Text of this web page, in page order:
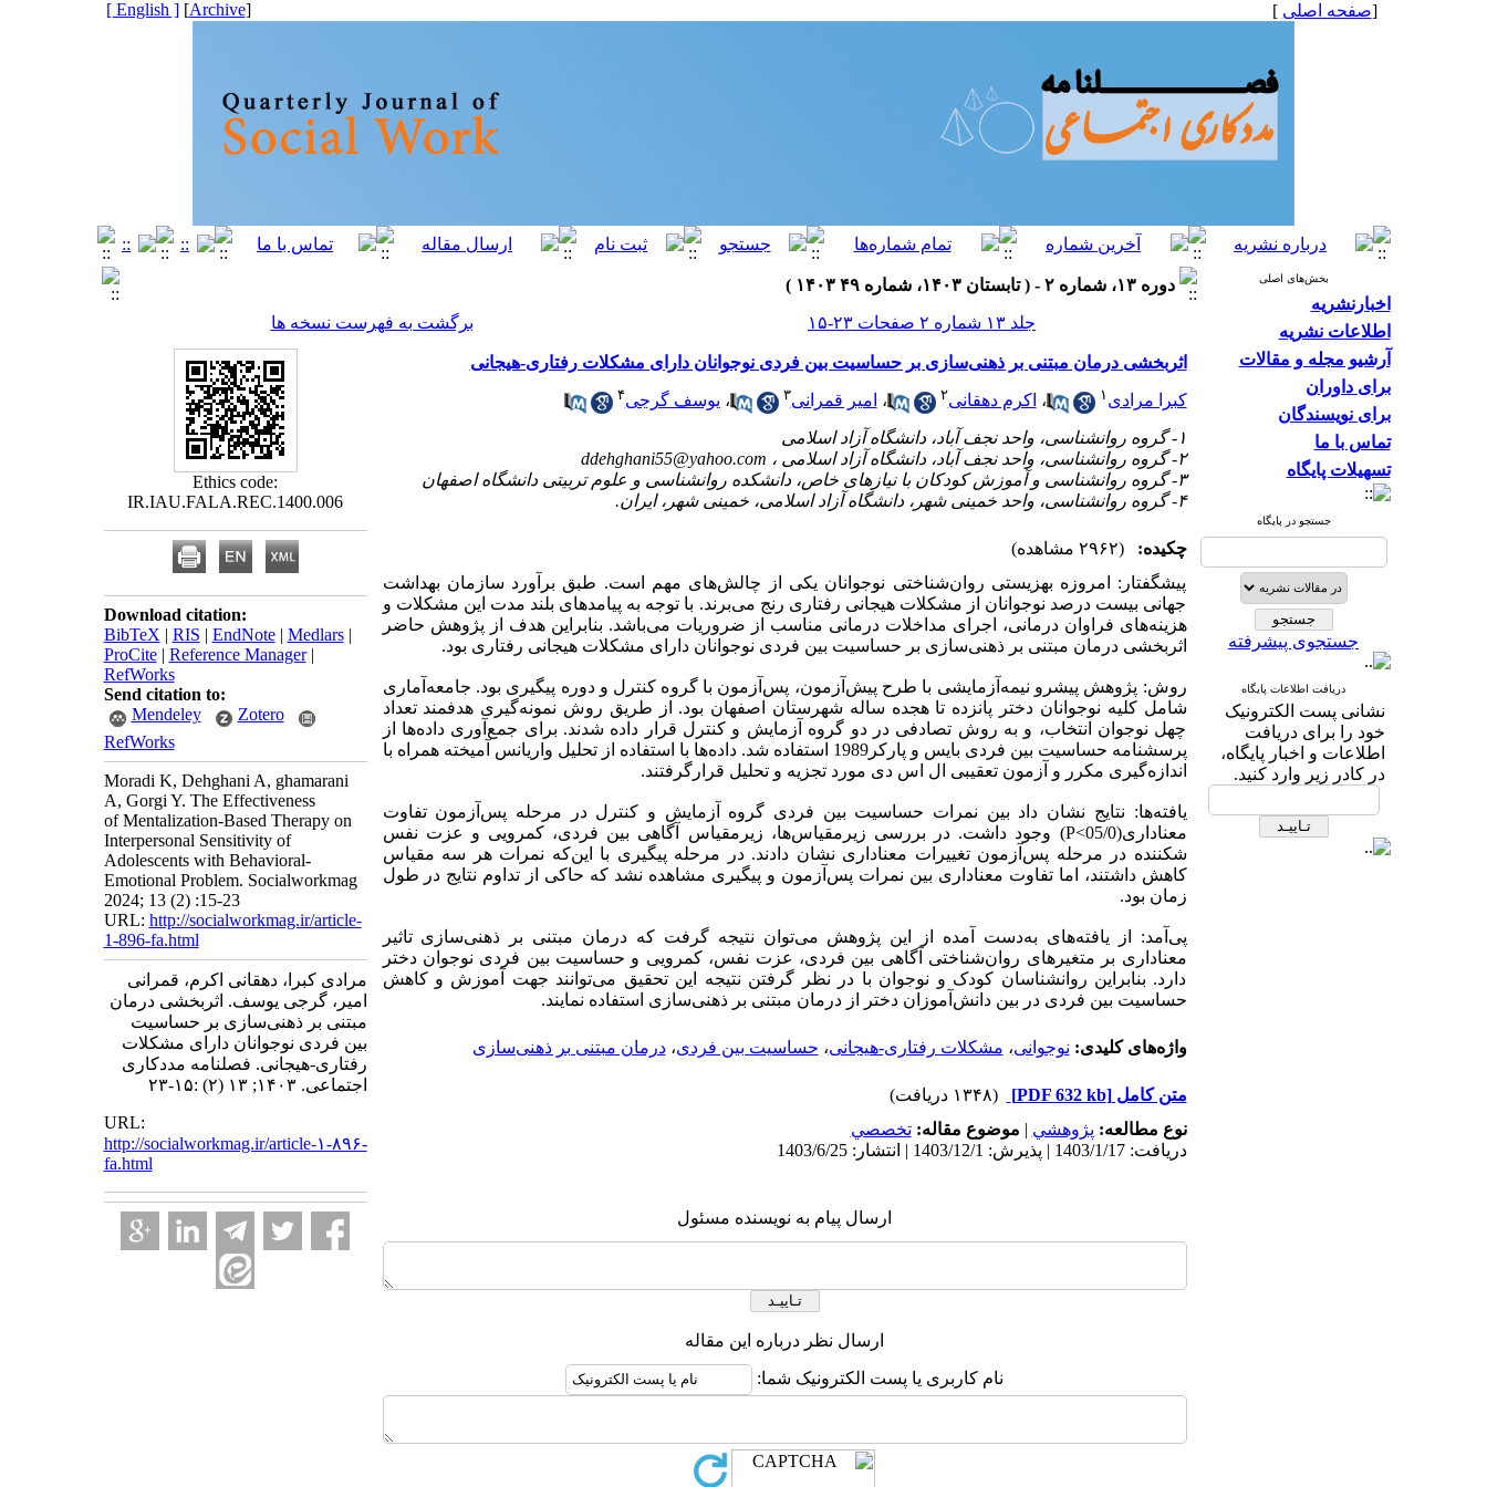
[صفحه اصلی ]
[
Archive
]
[ English ]
بخش‌های اصلی
اخبارنشریه
اطلاعات نشریه
آرشیو مجله و مقالات
برای داوران
برای نویسندگان
تماس با ما
تسهیلات پایگاه
جستجو در پایگاه
جستجوی پیشرفته
دریافت اطلاعات پایگاه
نشانی پست الکترونیک
خود را برای دریافت
اطلاعات و اخبار پایگاه،
در کادر زیر وارد کنید.
دوره ۱۳، شماره ۲ - ( تابستان ۱۴۰۳، شماره ۴۹ ۱۴۰۳ )
جلد ۱۳ شماره ۲ صفحات ۲۳-۱۵
برگشت به فهرست نسخه ها
اثربخشی درمان مبتنی بر ذهنی‌سازی بر حساسیت بین فردی نوجوانان دارای مشکلات رفتاری-هیجانی
کبرا مرادی ۱ ، اکرم دهقانی۲ ، امیر قمرانی۳ ، یوسف گرجی۴
۱- گروه روانشناسی، واحد نجف آباد، دانشگاه آزاد اسلامی
۲- گروه روانشناسی، واحد نجف آباد، دانشگاه آزاد اسلامی ،
ddehghani55@yahoo.com
۳- گروه روانشناسی و آموزش کودکان با نیازهای خاص، دانشکده روانشناسی و علوم تربیتی دانشگاه اصفهان
۴- گروه روانشناسی، واحد خمینی شهر، دانشگاه آزاد اسلامی، خمینی شهر، ایران.
چکیده:
(۲۹۶۲ مشاهده)
پیشگفتار: امروزه بهزیستی روان‌شناختی نوجوانان یکی از چالش‌های مهم است. طبق برآورد سازمان بهداشت
جهانی بیست درصد نوجوانان از مشکلات هیجانی رفتاری رنج می‌برند. با توجه به پیامدهای بلند مدت این مشکلات و
هزینه‌های فراوان درمانی، اجرای مداخلات درمانی مناسب از ضروریات می‌باشد. بنابراین هدف از پژوهش حاضر
اثربخشی درمان مبتنی بر ذهنی‌سازی بر حساسیت بین فردی نوجوانان دارای مشکلات هیجانی رفتاری بود.
روش: پژوهش پیشرو نیمه‌آزمایشی با طرح پیش‌آزمون، پس‌آزمون با گروه کنترل و دوره پیگیری بود. جامعه‌آماری
شامل کلیه نوجوانان دختر پانزده تا هجده ساله شهرستان اصفهان بود. از طریق روش نمونه‌گیری هدفمند تعداد
چهل نوجوان انتخاب، و به روش تصادفی در دو گروه آزمایش و کنترل قرار داده شدند. برای جمع‌آوری داده‌ها از
پرسشنامه حساسیت بین فردی بایس و پارکر1989 استفاده شد. داده‌ها با استفاده از تحلیل واریانس آمیخته همراه با
اندازه‌گیری مکرر و آزمون تعقیبی ال اس دی مورد تجزیه و تحلیل قرارگرفتند.
یافته‌ها: نتایج نشان داد بین نمرات حساسیت بین فردی گروه آزمایش و کنترل در مرحله پس‌آزمون تفاوت
معناداری(05/0>P) وجود داشت. در بررسی زیرمقیاس‌ها، زیرمقیاس آگاهی بین فردی، کمرویی و عزت نفس
شکننده در مرحله پس‌آزمون تغییرات معناداری نشان دادند. در مرحله پیگیری با این‌که نمرات هر سه مقیاس
کاهش داشتند، اما تفاوت معناداری بین نمرات پس‌آزمون و پیگیری مشاهده نشد که حاکی از تداوم نتایج در طول
زمان بود.
پی‌آمد: از یافته‌های به‌دست آمده از این پژوهش می‌توان نتیجه گرفت که درمان مبتنی بر ذهنی‌سازی تاثیر
معناداری بر متغیرهای روان‌شناختی آگاهی بین فردی، عزت نفس، کمرویی و حساسیت بین فردی نوجوان دختر
دارد. بنابراین روانشناسان کودک و نوجوان با در نظر گرفتن نتیجه این تحقیق می‌توانند جهت آموزش و کاهش
حساسیت بین فردی در بین دانش‌آموزان دختر از درمان مبتنی بر ذهنی‌سازی استفاده نمایند.
واژه‌های کلیدی: نوجوانی، مشکلات رفتاری-هیجانی، حساسیت بین فردی،درمان مبتنی بر ذهنی‌سازی
متن کامل[PDF 632 kb]
(۱۳۴۸ دریافت)
نوع مطالعه: پژوهشي | موضوع مقاله:تخصصي
دریافت: 1403/1/17 | پذیرش: 1403/12/1 | انتشار: 1403/6/25
ارسال پیام به نویسنده مسئول
ارسال نظر درباره این مقاله
نام کاربری یا پست الکترونیک شما:
Ethics code:
IR.IAU.FALA.REC.1400.006
Download citation:
BibTeX | RIS | EndNote| Medlars|
ProCite| Reference Manager|
RefWorks
Send citation to:
Mendeley
Zotero
RefWorks
Moradi K, Dehghani A, ghamarani
A, Gorgi Y. The Effectiveness
of Mentalization-Based Therapy on
Interpersonal Sensitivity of
Adolescents with Behavioral-
Emotional Problem. Socialworkmag
2024; 13 (2) :15-23
URL: http://socialworkmag.ir/article-
1-896-fa.html
مرادی کبرا، دهقانی اکرم، قمرانی
امیر، گرجی یوسف. اثربخشی درمان
مبتنی بر ذهنی‌سازی بر حساسیت
بین فردی نوجوانان دارای مشکلات
رفتاری-هیجانی. فصلنامه مددکاری
اجتماعی. ۱۴۰۳; ۱۳ (۲) :۱۵-۲۳
URL:
http://socialworkmag.ir/article-۱-۸۹۶-
fa.html